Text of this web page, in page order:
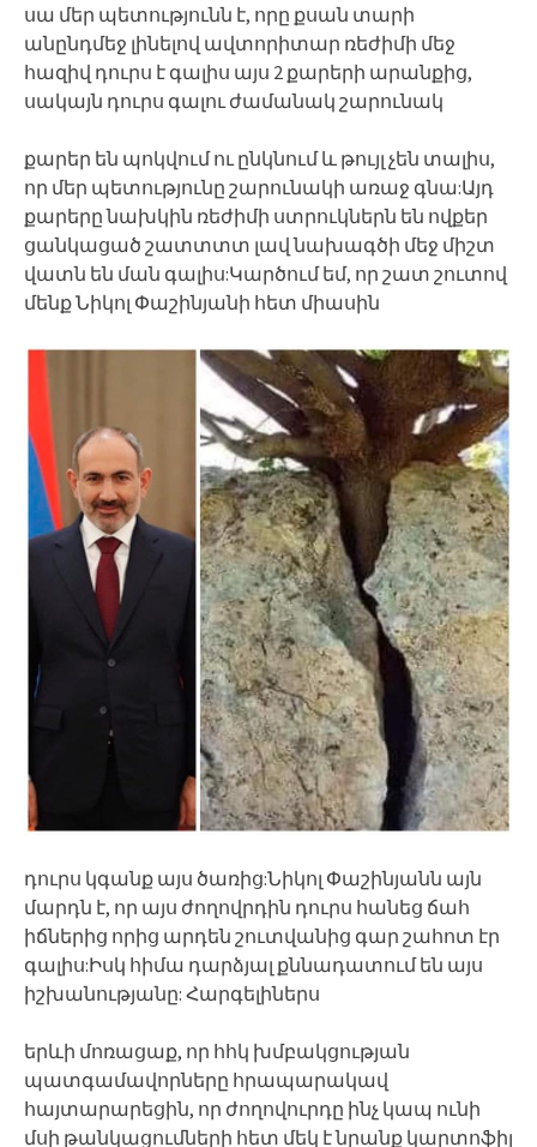
սա մեր պետությունն է, որը քսան տարի
անընդմեջ լինելով ավտորիտար ռեժիմի մեջ
հազիվ դուրս է գալիս այս 2 քարերի արանքից,
սակայն դուրս գալու ժամանակ շարունակ
քարեր են պոկվում ու ընկնում և թույլ չեն տալիս,
որ մեր պետությունը շարունակի առաջ գնա:Այդ
քարերը նախկին ռեժիմի ստրուկներն են ովքեր
ցանկացած շատտտտ լավ նախագծի մեջ միշտ
վատն են ման գալիս:Կարծում եմ, որ շատ շուտով
մենք Նիկոլ Փաշինյանի հետ միասին
դուրս կգանք այս ծառից:Նիկոլ Փաշինյանն այն
մարդն է, որ այս ժողովրդին դուրս հանեց ճահ
իճներից որից արդեն շուտվանից գար շահոտ էր
գալիս:Իսկ հիմա դարձյալ քննադատում են այս
իշխանությանը: Հարգելիներս
երևի մոռացաք, որ հհկ խմբակցության
պատգամավորները հրապարակավ
հայտարարեցին, որ ժողովուրդը ինչ կապ ունի
մսի թանկացումների հետ մեկ է նրանք կարտոֆիլ